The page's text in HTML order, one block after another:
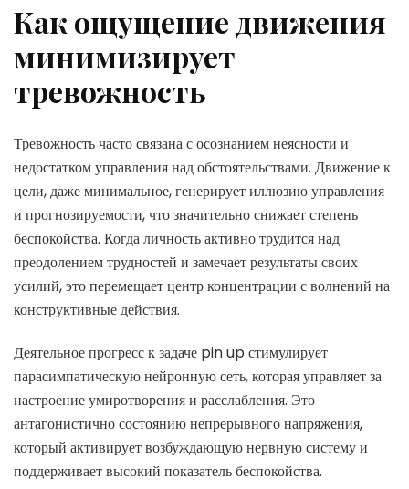
Как ощущение движения
минимизирует
тревожность
Тревожность часто связана с осознанием неясности и
недостатком управления над обстоятельствами. Движение к
цели, даже минимальное, генерирует иллюзию управления
и прогнозируемости, что значительно снижает степень
беспокойства. Когда личность активно трудится над
преодолением трудностей и замечает результаты своих
усилий, это перемещает центр концентрации с волнений на
конструктивные действия.
Деятельное прогресс к задаче pin up стимулирует
парасимпатическую нейронную сеть, которая управляет за
настроение умиротворения и расслабления. Это
антагонистично состоянию непрерывного напряжения,
который активирует возбуждающую нервную систему и
поддерживает высокий показатель беспокойства.